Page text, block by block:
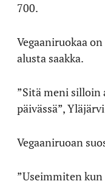
700.
Vegaaniruokaa
alusta saakka.
”Sitä meni silloin
päivässä”,
Vegaaniruoan
”Useimmiten